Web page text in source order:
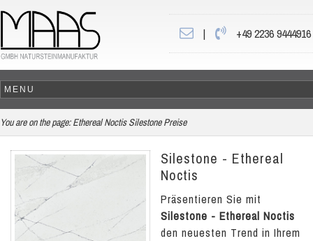
| +49 2236 9444916
You are on the page: Ethereal Noctis Silestone Preise
Silestone - Ethereal
Noctis
Präsentieren Sie mit
Silestone - Ethereal Noctis
den neuesten Trend in Ihrem